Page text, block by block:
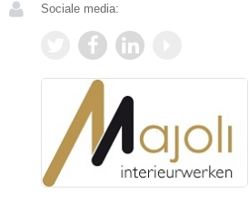
Sociale media: